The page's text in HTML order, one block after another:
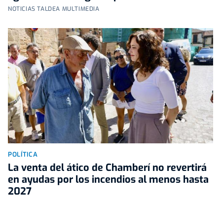
NOTICIAS TALDEA MULTIMEDIA
POLÍTICA
La venta del ático de Chamberí no revertirá
en ayudas por los incendios al menos hasta
2027